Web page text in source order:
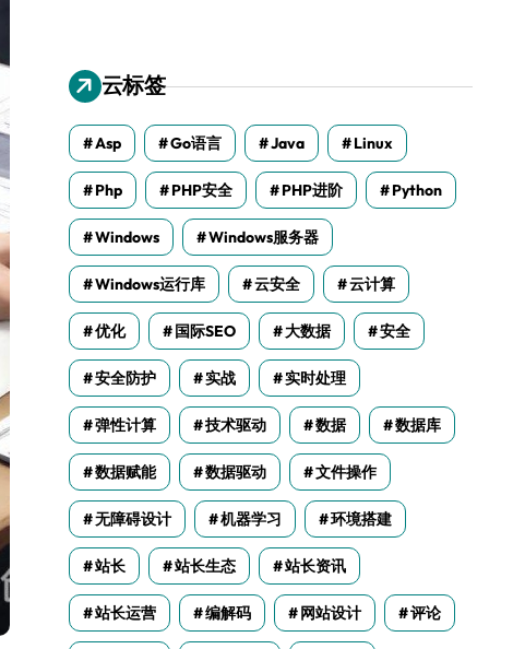
云标签
Asp Go语言 Java Linux
Php PHP安全 PHP进阶 Python
Windows Windows服务器
Windows运行库 云安全 云计算
优化 国际SEO 大数据 安全
安全防护 实战 实时处理
弹性计算 技术驱动 数据 数据库
数据赋能 数据驱动 文件操作
无障碍设计 机器学习 环境搭建
站长 站长生态 站长资讯
站长运营 编解码 网站设计 评论